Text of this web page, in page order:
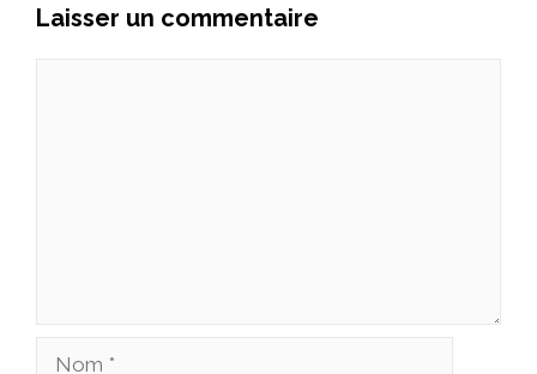
Laisser un commentaire
Nom